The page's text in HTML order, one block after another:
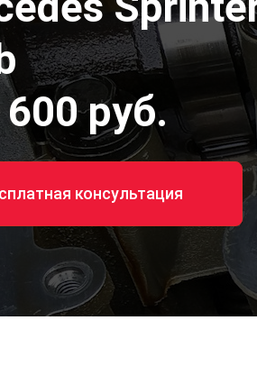
руб.
консультация